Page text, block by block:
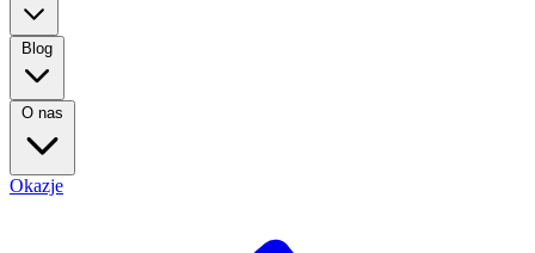
Blog
O nas
Okazje